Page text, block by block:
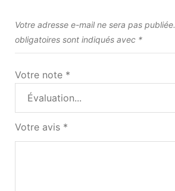
Votre adresse e-mail ne sera pas publiée.
obligatoires sont indiqués avec *
Votre note *
Votre avis *